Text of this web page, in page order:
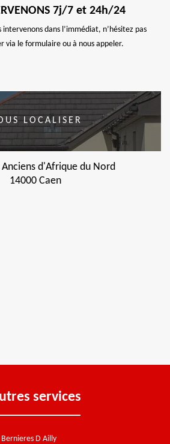
7j/7 et 24h/24
intervenons dans l’immédiat, n’hésitez pas
via le formulaire ou à nous appeler.
LOCALISER
Anciens d'Afrique du Nord
14000 Caen
services
D Ailly